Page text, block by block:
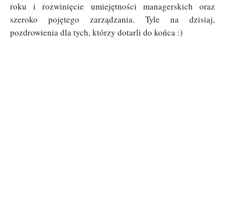
roku i rozwinięcie umiejętności managerskich oraz
szeroko pojętego zarządzania. Tyle na dzisiaj,
pozdrowienia dla tych, którzy dotarli do końca :)